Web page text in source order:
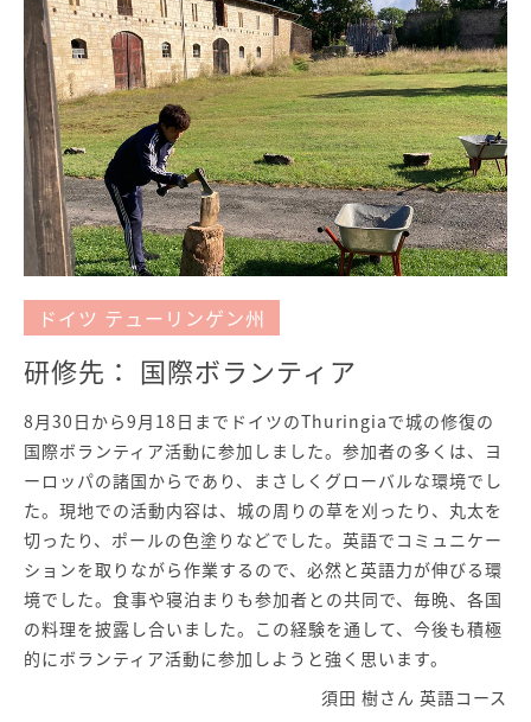
研修先： 国際ボランティア
ドイツ テューリンゲン州
8月30日から9月18日までドイツのThuringiaで城の修復の
国際ボランティア活動に参加しました。参加者の多くは、ヨ
ーロッパの諸国からであり、まさしくグローバルな環境でし
た。現地での活動内容は、城の周りの草を刈ったり、丸太を
切ったり、ポールの色塗りなどでした。英語でコミュニケー
ションを取りながら作業するので、必然と英語力が伸びる環
境でした。食事や寝泊まりも参加者との共同で、毎晩、各国
の料理を披露し合いました。この経験を通して、今後も積極
的にボランティア活動に参加しようと強く思います。
須田 樹さん 英語コース